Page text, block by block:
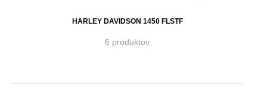
HARLEY DAVIDSON 1450 FLSTF
6 produktov